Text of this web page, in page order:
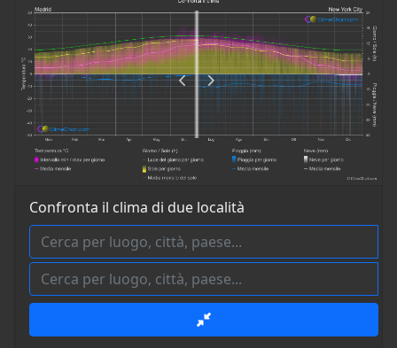
Confronta il clima di due località